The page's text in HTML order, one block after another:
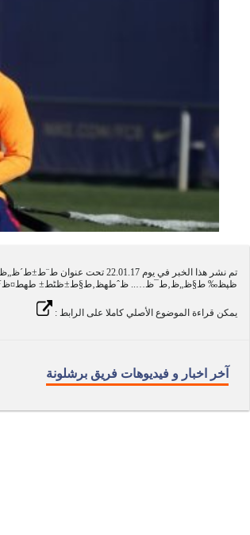
ظپظ‰ ط§ظ„ظ‚ط¯ظ….. ظˆطھظ‚ط§ط±ظٹط± طھط¤ظƒط¯ ط؛ظٹط§ط¨ظ‡ 3 ط£ط´ظ‡ط± على موقع clasicooo.com .
يمكن قراءة الموضوع الأصلي كاملا على الرابط :
آخر اخبار و فيديوهات فريق برشلونة